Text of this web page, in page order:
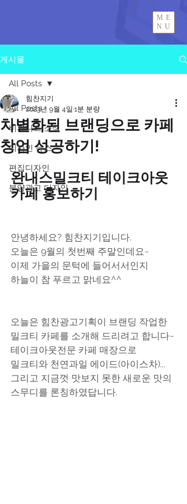
ME
NU
게시물
All Posts
비지니스 소식
디자인 뉴스
편집디자인
분양광고 디자인
All Posts
차별화된 브랜딩으로 카페
창업 성공하기!
힘찬지기
2023년 9월 4일 1분 분량
완내스밀크티 테이크아웃
카페 홍보하기
안녕하세요? 힘찬지기입니다.
​오늘은 9월의 첫번째 주말인데요~
이제 가을의 문턱에 들어서서인지
하늘이 참 푸르고 맑네요^^
오늘은 힘찬광고기획이 브랜딩 작업한
밀크티 카페를 소개해 드리려고 합니다~
​테이크아웃전문 카페 매장으로
밀크티와 천연과일 에이드(아이스차)...
그리고 지금껏 맛보지 못한 새로운 맛의
스무디를 론칭하였답니다.